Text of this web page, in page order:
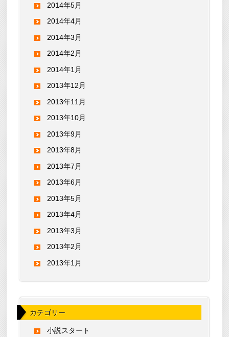
2014年5月
2014年4月
2014年3月
2014年2月
2014年1月
2013年12月
2013年11月
2013年10月
2013年9月
2013年8月
2013年7月
2013年6月
2013年5月
2013年4月
2013年3月
2013年2月
2013年1月
カテゴリー
小説スタート